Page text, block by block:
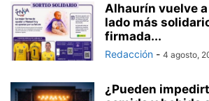
Alhaurín vuelve
lado más
firmada...
Redacción - 4 agosto,
¿Pueden